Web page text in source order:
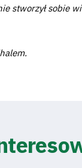
stworzył sobie